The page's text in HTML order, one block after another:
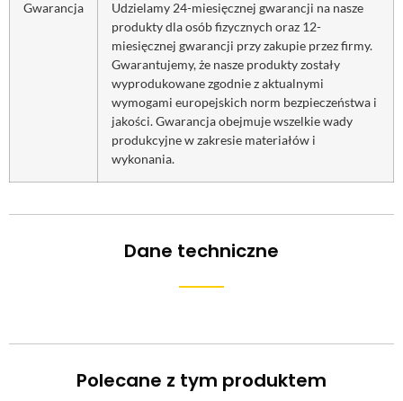
Gwarancja
Udzielamy 24-miesięcznej gwarancji na nasze
produkty dla osób fizycznych oraz 12-
miesięcznej gwarancji przy zakupie przez firmy.
Gwarantujemy, że nasze produkty zostały
wyprodukowane zgodnie z aktualnymi
wymogami europejskich norm bezpieczeństwa i
jakości. Gwarancja obejmuje wszelkie wady
produkcyjne w zakresie materiałów i
wykonania.
Dane techniczne
Polecane z tym produktem